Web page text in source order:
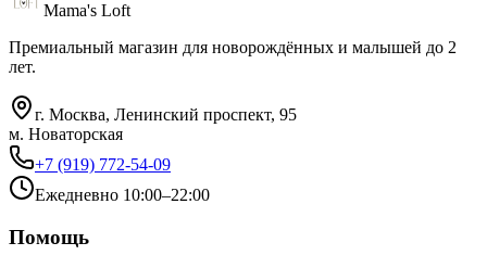
Mama's Loft
Премиальный магазин для новорождённых и малышей до 2
лет.
г. Москва, Ленинский проспект, 95
м. Новаторская
+7 (919) 772-54-09
Ежедневно 10:00–22:00
Помощь